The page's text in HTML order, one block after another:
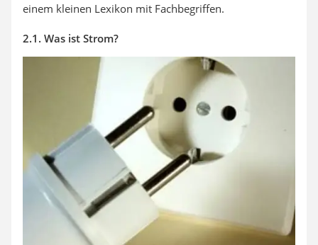
einem kleinen Lexikon mit Fachbegriffen.
2.1. Was ist Strom?